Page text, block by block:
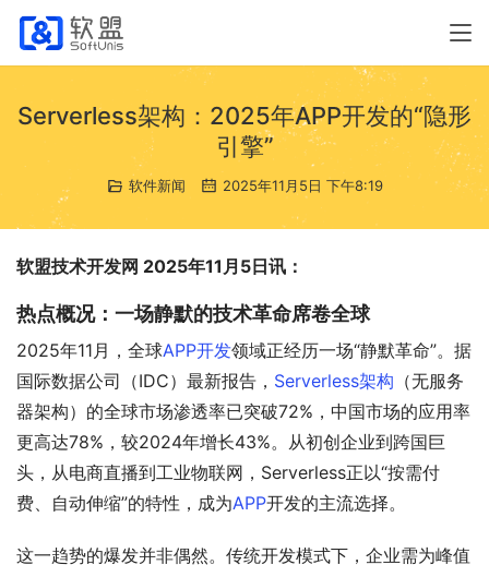
Serverless架构：2025年APP开发的“隐形
引擎”
软件新闻 2025年11月5日 下午8:19
软盟技术开发网 2025年11月5日讯：
热点概况：一场静默的技术革命席卷全球
2025年11月，全球APP开发领域正经历一场“静默革命”。据
国际数据公司（IDC）最新报告， Serverless架构 （无服务
器架构）的全球市场渗透率已突破72%，中国市场的应用率
更高达78%，较2024年增长43%。从初创企业到跨国巨
头，从电商直播到工业物联网，Serverless正以“按需付
费、自动伸缩”的特性，成为APP开发的主流选择。
这一趋势的爆发并非偶然。传统开发模式下，企业需为峰值